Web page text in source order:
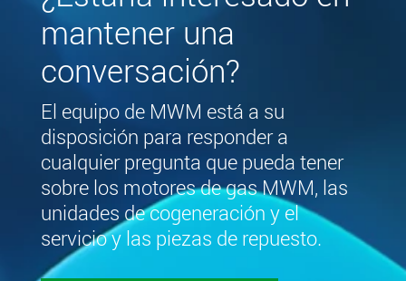
mantener una
conversación?
El equipo de MWM está a su
disposición para responder a
cualquier pregunta que pueda tener
sobre los motores de gas MWM, las
unidades de cogeneración y el
servicio y las piezas de repuesto.